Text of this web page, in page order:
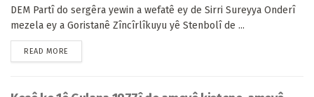
DEM Partî do sergêra yewin a wefatê ey de Sirri Sureyya Onderî
mezela ey a Goristanê Zîncîrlîkuyu yê Stenbolî de ...
READ MORE